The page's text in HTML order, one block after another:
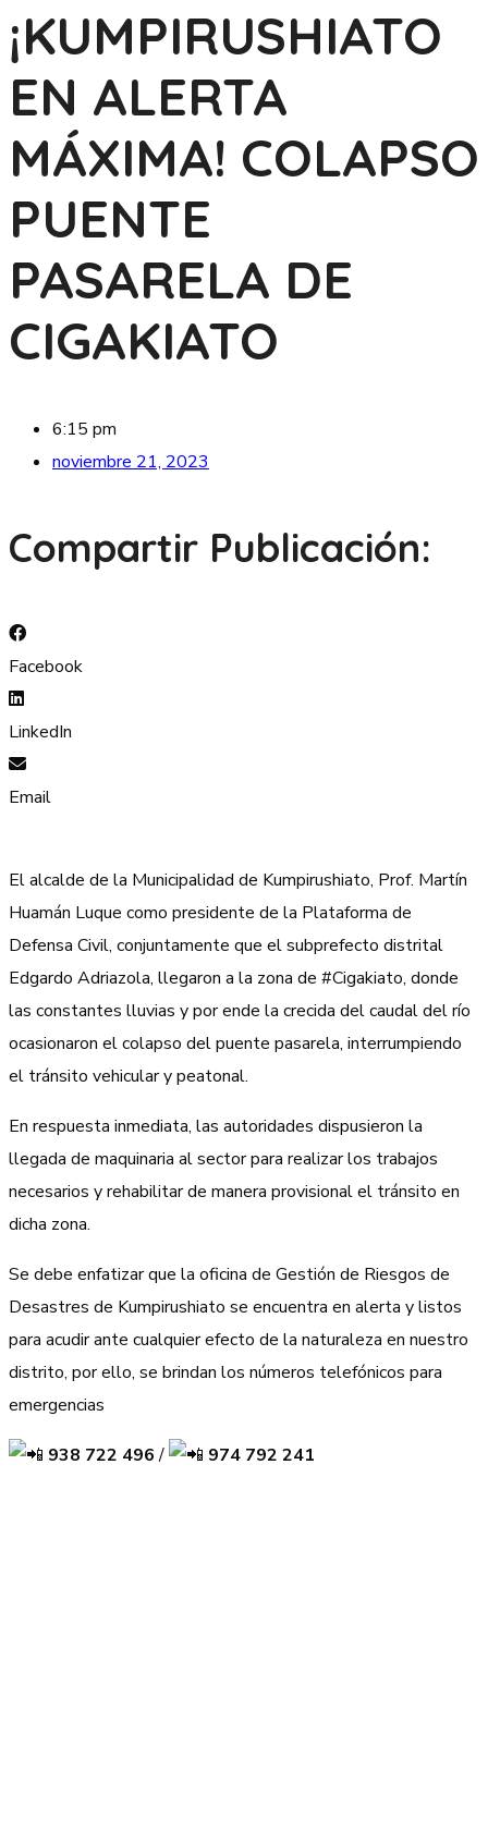
¡KUMPIRUSHIATO
EN ALERTA
MÁXIMA! COLAPSO
PUENTE
PASARELA DE
CIGAKIATO
6:15 pm
noviembre 21, 2023
Compartir Publicación:
Facebook
LinkedIn
Email
El alcalde de la Municipalidad de Kumpirushiato, Prof. Martín
Huamán Luque como presidente de la Plataforma de
Defensa Civil, conjuntamente que el subprefecto distrital
Edgardo Adriazola, llegaron a la zona de #Cigakiato, donde
las constantes lluvias y por ende la crecida del caudal del río
ocasionaron el colapso del puente pasarela, interrumpiendo
el tránsito vehicular y peatonal.
En respuesta inmediata, las autoridades dispusieron la
llegada de maquinaria al sector para realizar los trabajos
necesarios y rehabilitar de manera provisional el tránsito en
dicha zona.
Se debe enfatizar que la oficina de Gestión de Riesgos de
Desastres de Kumpirushiato se encuentra en alerta y listos
para acudir ante cualquier efecto de la naturaleza en nuestro
distrito, por ello, se brindan los números telefónicos para
emergencias
938 722 496/ 974 792 241